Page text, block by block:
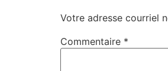
Votre adresse courriel
Commentaire *